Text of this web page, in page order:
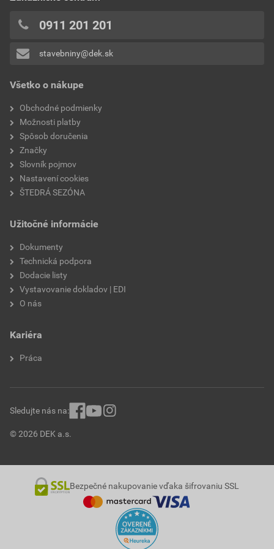
hrana
reakcia na oheň
výrobca
faktor difúzneho odporu
značka
Pridávať hodnotenie môže iba prihlásený užívateľ.
Všetko o nákupe
Obchodné podmienky
Možnosti platby
Spôsob doručenia
Značky
Slovník pojmov
Nastavení cookies
ŠTEDRÁ SEZÓNA
Užitočné informácie
Dokumenty
Technická podpora
Dodacie listy
Vystavovanie dokladov | EDI
O nás
Kariéra
Práca
0911 201 201
stavebniny@dek.sk
© 2026 DEK a.s.
Sledujte nás na:
Bezpečné nakupovanie vďaka šifrovaniu SSL